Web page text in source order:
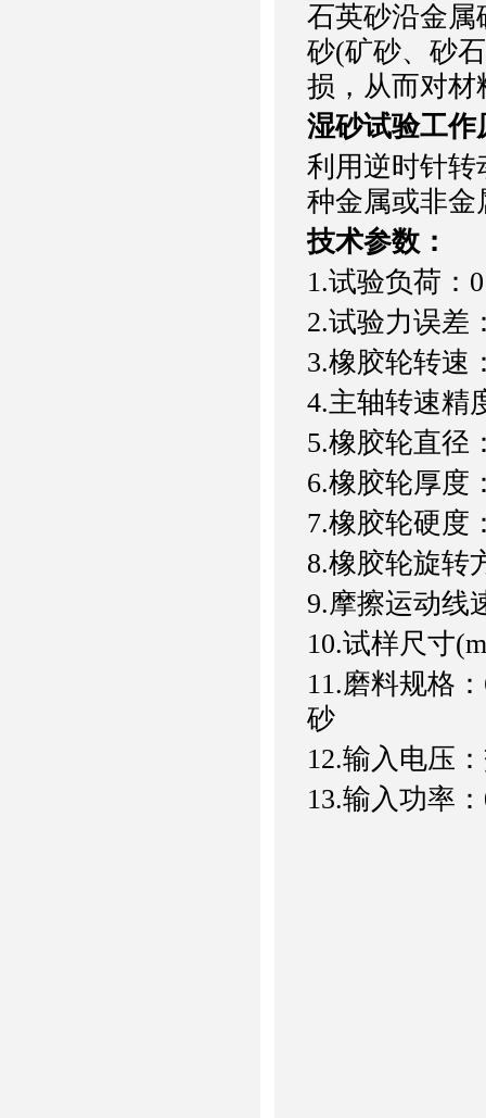
石英砂沿金属
砂(矿砂、砂
损，从而对材
湿砂试验工作
利用逆时针转
种金属或非金
技术参数：
1.试验负荷：
2.试验力误差
3.橡胶轮转速
4.主轴转速精
5.橡胶轮直径
6.橡胶轮厚度
7.橡胶轮硬度
8.橡胶轮旋转
9.摩擦运动线
10.试样尺寸
11.磨料规格
砂
12.输入电压
13.输入功率